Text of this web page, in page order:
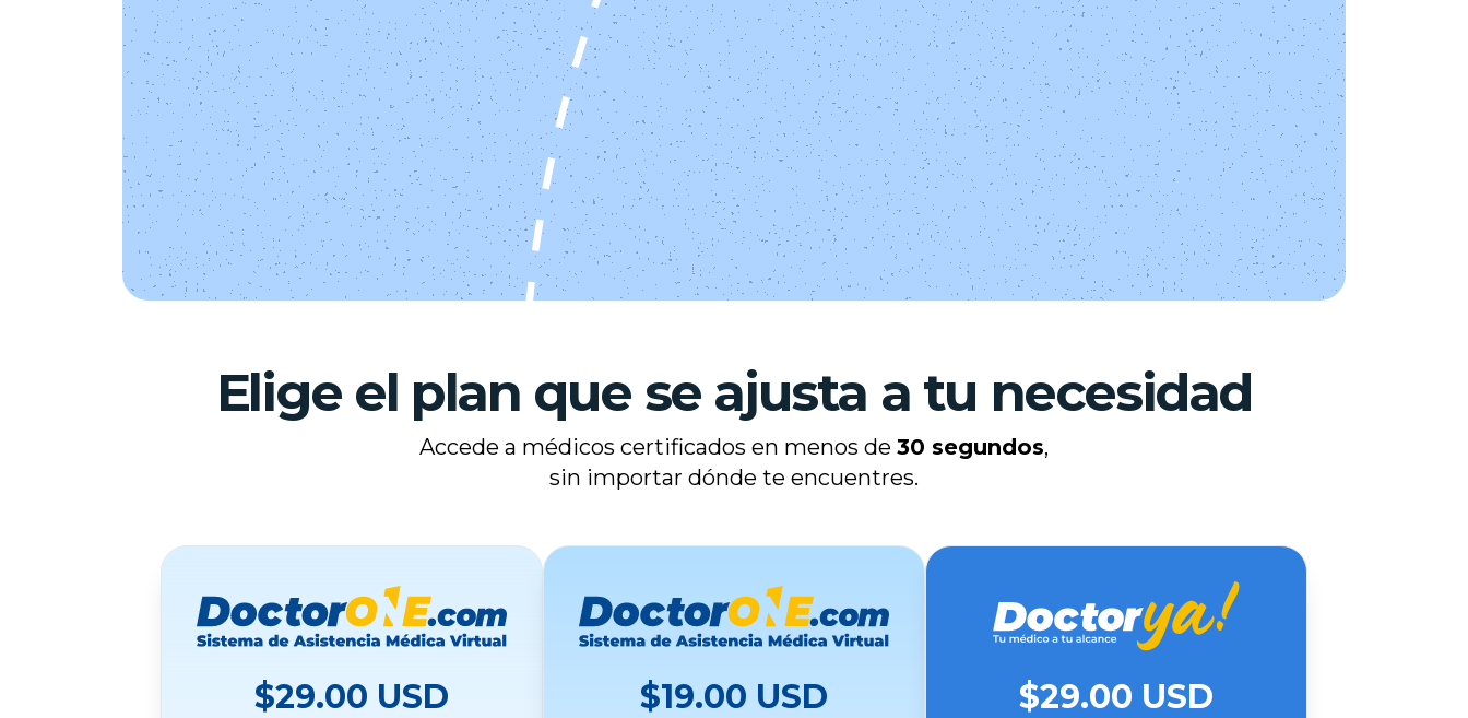
Elige el plan que se ajusta a tu necesidad
Accede a médicos certificados en menos de 30 segundos,
sin importar dónde te encuentres.
$29.00 USD $19.00 USD $29.00 USD